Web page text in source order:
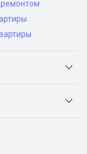
ремонтом